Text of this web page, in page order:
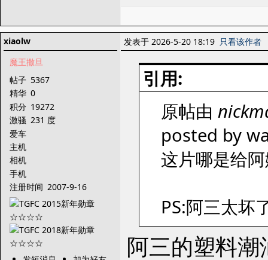
xiaolw
魔王撒旦
帖子 5367
精华 0
积分 19272
激骚 231 度
爱车
主机
相机
手机
注册时间 2007-9-16
发表于 2026-5-20 18:19 只看该作者
引用:
原帖由
posted by
这片哪是给
PS:阿三太坏
阿三的塑料